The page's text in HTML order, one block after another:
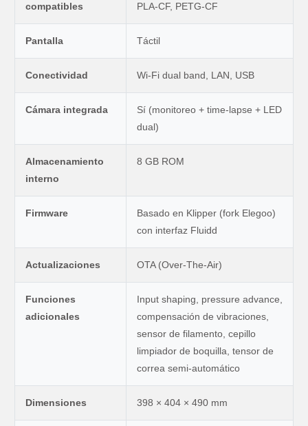
compatibles
PLA-CF, PETG-CF
Pantalla Táctil
Conectividad Wi-Fi dual band, LAN, USB
Cámara integrada
Sí (monitoreo + time-lapse + LED
dual)
Almacenamiento
interno
8 GB ROM
Firmware
Basado en Klipper (fork Elegoo)
con interfaz Fluidd
Actualizaciones OTA (Over-The-Air)
Funciones
adicionales
Input shaping, pressure advance,
compensación de vibraciones,
sensor de filamento, cepillo
limpiador de boquilla, tensor de
correa semi-automático
Dimensiones 398 × 404 × 490 mm